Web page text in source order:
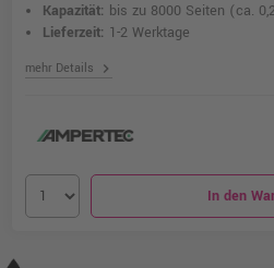
Kapazität: bis zu 8000 Seiten (ca.
Lieferzeit: 1-2 Werktage
mehr Details chevron_right
In den